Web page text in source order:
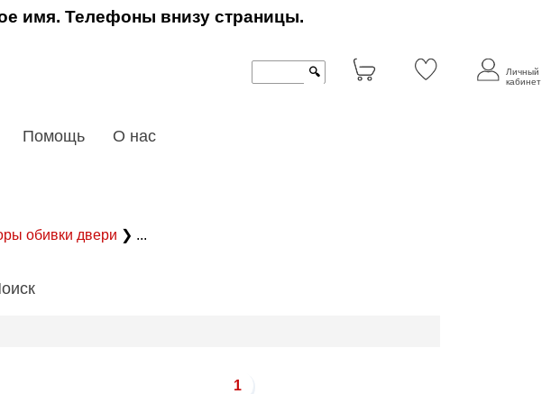
имя. Телефоны внизу страницы.
🔍
Личный
кабинет
Помощь О нас
обивки двери ❯ ...
1